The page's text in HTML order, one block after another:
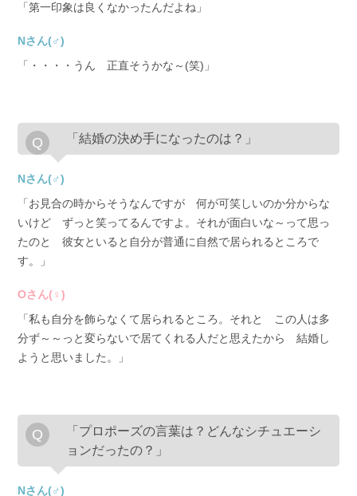
「第一印象は良くなかったんだよね」
Nさん(♂)
「・・・・うん 正直そうかな～(笑)」
「結婚の決め手になったのは？」
Nさん(♂)
「お見合の時からそうなんですが 何が可笑しいのか分からな
いけど ずっと笑ってるんですよ。それが面白いな～って思っ
たのと 彼女といると自分が普通に自然で居られるところで
す。」
Oさん(♀)
「私も自分を飾らなくて居られるところ。それと この人は多
分ず～～っと変らないで居てくれる人だと思えたから 結婚し
ようと思いました。」
「プロポーズの言葉は？どんなシチュエーシ
ョンだったの？」
Nさん(♂)